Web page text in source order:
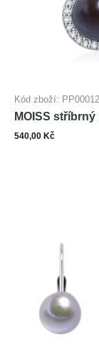
Kód zboží:
MOISS
540,00 Kč